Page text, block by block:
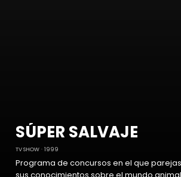
SÚPER SALVAJE
TV SHOW 1999
Programa de concursos en el que
sus conocimientos sobre el mundo